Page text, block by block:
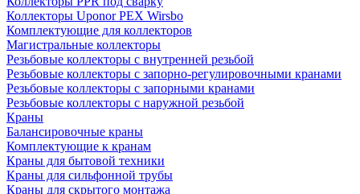
Коллекторы Uponor PEX Wirsbo
Комплектующие для коллекторов
Магистральные коллекторы
Резьбовые коллекторы с внутренней резьбой
Резьбовые коллекторы с запорно-регулировочными кранами
Резьбовые коллекторы с запорными кранами
Резьбовые коллекторы с наружной резьбой
Краны
Балансировочные краны
Комплектующие к кранам
Краны для бытовой техники
Краны для сильфонной трубы
Краны для скрытого монтажа